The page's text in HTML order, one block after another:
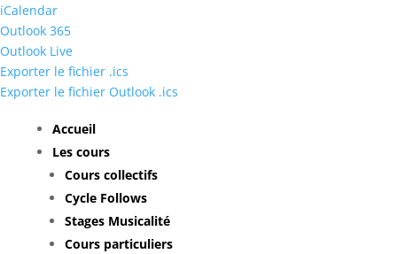
iCalendar
Outlook 365
Outlook Live
Exporter le fichier .ics
Exporter le fichier Outlook .ics
Accueil
Les cours
Cours collectifs
Cycle Follows
Stages Musicalité
Cours particuliers